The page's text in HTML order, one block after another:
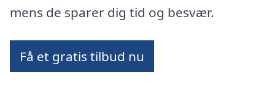
mens de sparer dig tid og besvær.
Få et gratis tilbud nu